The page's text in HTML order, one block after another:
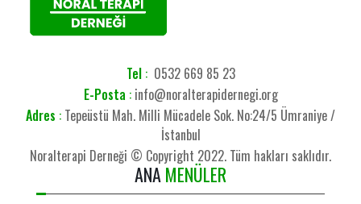
Tel : 0532 669 85 23
E-Posta : info@noralterapidernegi.org
Adres : Tepeüstü Mah. Milli Mücadele Sok. No:24/5 Ümraniye /
İstanbul
Noralterapi Derneği © Copyright 2022. Tüm hakları saklıdır.
ANA MENÜLER